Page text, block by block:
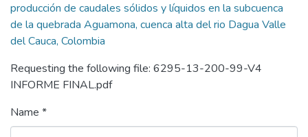
producción de caudales sólidos y líquidos en la subcuenca
de la quebrada Aguamona, cuenca alta del rio Dagua Valle
del Cauca, Colombia
Requesting the following file: 6295-13-200-99-V4
INFORME FINAL.pdf
Name *